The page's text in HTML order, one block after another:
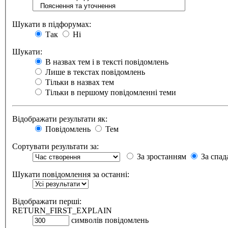
Шукати в підфорумах:
Так
Ні
Шукати:
В назвах тем і в тексті повідомлень
Лише в текстах повідомлень
Тільки в назвах тем
Тільки в першому повідомленні теми
Відображати результати як:
Повідомлень
Тем
Сортувати результати за:
За зростанням
За
Шукати повідомлення за останні:
Відображати перші:
RETURN_FIRST_EXPLAIN
символів повідомлень